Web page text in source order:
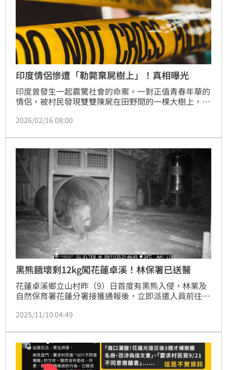
印度情侶慘遭「勒斃棄屍樹上」！真相曝光
印度曾發生一起震驚社會的命案。一對正值青春年華的
情侶，被村民發現雙雙陳屍在田野間的一棵大樹上，死
的泥土覆蓋，早已失去生命跡象。這起事件初步看來雖
介入，真相竟疑似是女方的父親痛下殺手。
2026/02/16 08:00
黑熊餓壞剩12kg闖花蓮卓溪！林保署已送醫
花蓮卓溪鄉立山村昨（9）日首度有黑熊入侵，林業及
自然保育署花蓮分署接獲通報後，立即派遣人員前往勘
分成功捕獲一隻體重僅12.3公斤、營養不良的幼年公
檢查與照護。
2025/11/10 04:49